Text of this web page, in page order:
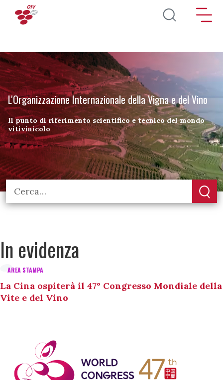
Salta al contenuto principale
L'Organizzazione Internazionale della Vigna e del Vino
Il punto di riferimento scientifico e tecnico del mondo
vitivinicolo
In evidenza
AREA STAMPA
La Cina ospiterà il 47° Congresso Mondiale della
Vite e del Vino